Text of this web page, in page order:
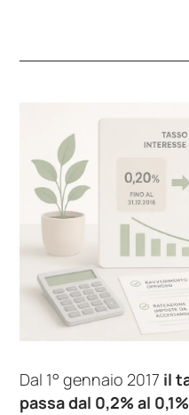
Dal 1° gennaio 2017 il
passa dal 0,2% al 0,1%